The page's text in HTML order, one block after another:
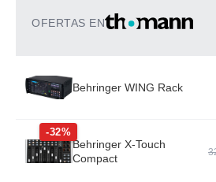
OFERTAS EN
Behringer WING Rack
-32%
Behringer X-Touch
Compact